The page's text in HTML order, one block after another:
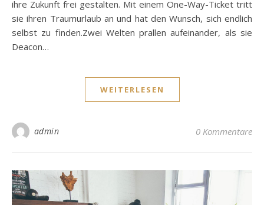
ihre Zukunft frei gestalten. Mit einem One-Way-Ticket tritt
sie ihren Traumurlaub an und hat den Wunsch, sich endlich
selbst zu finden.Zwei Welten prallen aufeinander, als sie
Deacon…
WEITERLESEN
admin 0 Kommentare